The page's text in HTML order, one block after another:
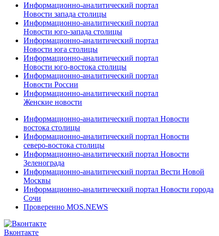
Информационно-аналитический портал
Новости запада столицы
Информационно-аналитический портал
Новости юго-запада столицы
Информационно-аналитический портал
Новости юга столицы
Информационно-аналитический портал
Новости юго-востока столицы
Информационно-аналитический портал
Новости России
Информационно-аналитический портал
Женские новости
Информационно-аналитический портал Новости
востока столицы
Информационно-аналитический портал Новости
северо-востока столицы
Информационно-аналитический портал Новости
Зеленограда
Информационно-аналитический портал Вести Новой
Москвы
Информационно-аналитический портал Новости города
Сочи
Проверенно MOS.NEWS
Вконтакте